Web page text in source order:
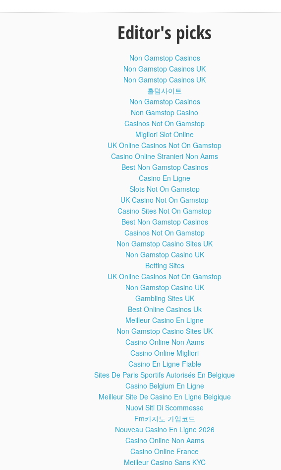
gençten çektiği fotoğrafları silmesini istiyor. İngiltere polisi
konuya ilişkin bilgi sahibi olanlara polisle irtibata geçmeleri
Metro sapığı etek altı görüntüsünü
çekerken yakalandı! ..
Metro sapığı etek altı görüntüsünü çekerken yakalandı! ..
Etek altı sapığı kameraya yakalandı
Sosyal medyaya yüklenen bu görüntüler bu kadar da olmaz
dedirtti. Bir yolcu otobüsünde kayda alınan görüntülerde mini
etekli kadının yanına yaklaşan bir adam, cep telefonuyla alenen
tacizde bulundu. Durumdan habersiz taciz kurbanı yolculuğuna
devam ederken yaşanan o iğrenç anlar bir başka yolcunun cep
telefonu kamerasına böyle yansıdı.
Etek Altı Sapığı Bakmakla Yetinmedi
Asansör bekleyen bir kadın sapığın tacizine uğradı. Sapık ilk
önce eğilip dikizledi ama bu ona yetmedi.
Etek altı sapığı yakalanınca hafıza kartını
Etek altı sapığı yakalanınca hafıza kartını yedi.
Etek Altı Sapığı Güvenlik Kamerası İle
Saniye Saniye Görüntülendi
SOSYAL MEDYANIN EN HİT VINE VİDEOLARI İÇİN ABONE
eğlence, komedi, korku, vahşet, komik, spor, maç, son dakika,
haber, müzik, son albüm, klipler, yabancı klipler, sıcak videolar,
plaj, kamera şakaları, kazalar, win, fail, siyaset, politika, arabesk,
damar, uzun hava, bozlak, film, izle, indir, full, hd, hdr, 1080p,
720p, sinema, dizi, geniş özet, fragman, oyun, seyahat, tatil,
canlı yayın, bilim, teknoloji, belgesel, hayvanlar alemi, insanlar
alemi, röportaj, muhabir, ajans, neşet ertaş, türküler, pop,
popstar, tarkan, kenan doğulu, şebnem ferah, murat boz, soner
sarıkabadayı, emre aydın, otomobil, araba, modifiye, bmw, audi,
ferrari, gizli kamera, turkey, aşk, sevgi, radyo, tv, ibrahim tatlıses,
bağlama, saz, orhan gencebay, karaoke, yetenek sizsiniz, final,
Editor's picks
Non Gamstop Casinos
Non Gamstop Casinos UK
Non Gamstop Casinos UK
홀덤사이트
Non Gamstop Casinos
Non Gamstop Casino
Casinos Not On Gamstop
Migliori Slot Online
UK Online Casinos Not On Gamstop
Casino Online Stranieri Non Aams
Best Non Gamstop Casinos
Casino En Ligne
Slots Not On Gamstop
UK Casino Not On Gamstop
Casino Sites Not On Gamstop
Best Non Gamstop Casinos
Casinos Not On Gamstop
Non Gamstop Casino Sites UK
Non Gamstop Casino UK
Betting Sites
UK Online Casinos Not On Gamstop
Non Gamstop Casino UK
Gambling Sites UK
Best Online Casinos Uk
Meilleur Casino En Ligne
Non Gamstop Casino Sites UK
Casino Online Non Aams
Casino Online Migliori
Casino En Ligne Fiable
Sites De Paris Sportifs Autorisés En Belgique
Casino Belgium En Ligne
Meilleur Site De Casino En Ligne Belgique
Nuovi Siti Di Scommesse
Fm카지노 가입코드
Nouveau Casino En Ligne 2026
Casino Online Non Aams
Casino Online France
Meilleur Casino Sans KYC